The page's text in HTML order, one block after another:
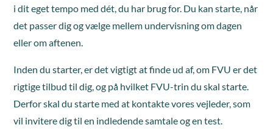
i dit eget tempo med dét, du har brug for. Du kan starte, når
det passer dig og vælge mellem undervisning om dagen
eller om aftenen.
Inden du starter, er det vigtigt at finde ud af, om FVU er det
rigtige tilbud til dig, og på hvilket FVU-trin du skal starte.
Derfor skal du starte med at kontakte vores vejleder, som
vil invitere dig til en indledende samtale og en test.